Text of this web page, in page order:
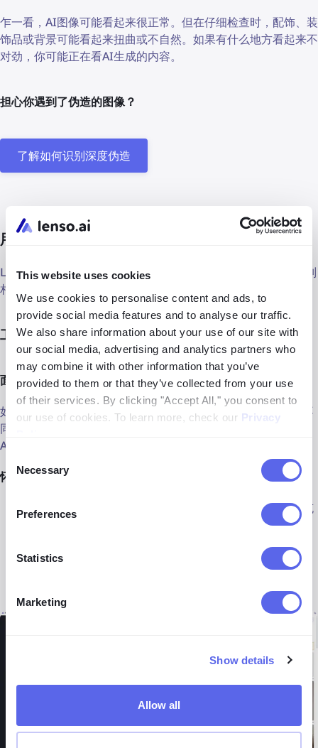
This website uses cookies
We use cookies to personalise content and ads, to
provide social media features and to analyse our traffic.
We also share information about your use of our site with
our social media, advertising and analytics partners who
may combine it with other information that you’ve
provided to them or that they’ve collected from your use
of their services. By clicking "Accept All," you consent to
our use of cookies. To learn more, check our Privacy
Selection
Necessary
Preferences
Statistics
Marketing
Show details
Allow all
乍一看，AI图像可能看起来很正常。但在仔细检查时，配饰、装
饰品或背景可能看起来扭曲或不自然。如果有什么地方看起来不
对劲，你可能正在看AI生成的内容。
担心你遇到了伪造的图像？
了解如何识别深度伪造
用lenso.ai识别假图像
Lenso是一个基于AI的反向图像搜索工具，可以在几秒钟内识别
相同和相似的图像，帮助标记AI生成的内容。
工作原理：
面孔
如果你将一个面孔上传到lenso.ai，它返回的模糊相似图像是不
同的人，全部看起来都是AI生成的，那么原始图像也很可能是
AI。
怀疑这是AI吗？试试：
从 thispersondoesnotexist.com
下载一张图片，该网站充
访问lenso.ai
结果应该显示许多相似的面孔，全部是AI生成的。